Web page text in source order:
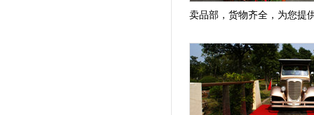
卖品部，货物齐全，为您提